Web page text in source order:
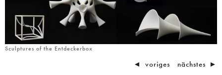
Ausstellungen
Mehr...
Neues Passwort anfordern
(deutsche
Edition)
Sculptures of the Entdeckerbox
◄ voriges nächstes ►